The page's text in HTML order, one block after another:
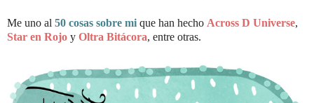
Me uno al 50 cosas sobre mi que han hecho Across D Universe,
Star en Rojo y Oltra Bitácora, entre otras.